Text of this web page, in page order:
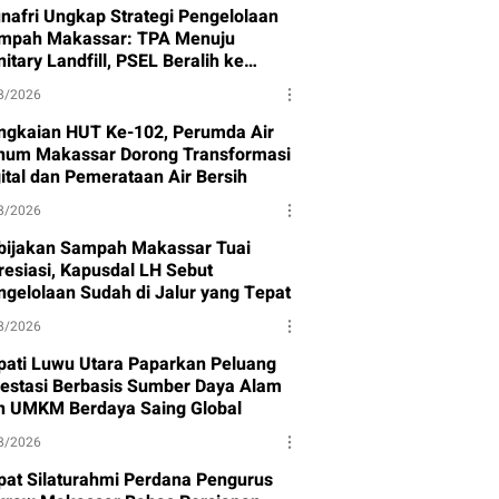
Ungkap Strategi Pengelolaan
Makassar: TPA Menuju
Landfill, PSEL Beralih ke
109
2026
HUT Ke-102, Perumda Air
Makassar Dorong Transformasi
dan Pemerataan Air Bersih
2026
Sampah Makassar Tuai
Kapusdal LH Sebut
Sudah di Jalur yang Tepat
2026
Luwu Utara Paparkan Peluang
Berbasis Sumber Daya Alam
UMKM Berdaya Saing Global
2026
Silaturahmi Perdana Pengurus